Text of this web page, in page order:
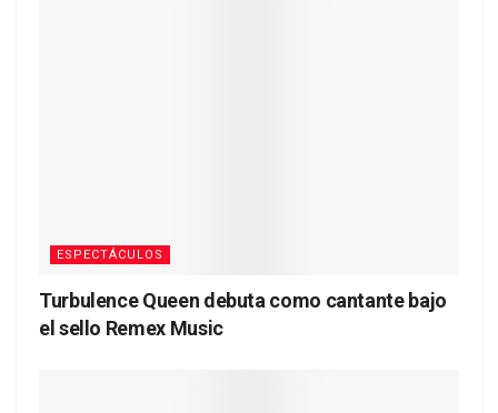
ESPECTÁCULOS
Turbulence Queen debuta como cantante bajo
el sello Remex Music